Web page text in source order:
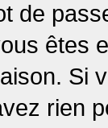
de
êtes
Si
rien